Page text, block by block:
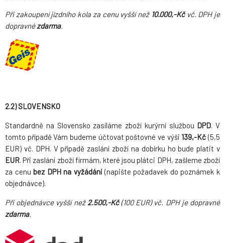
Při zakoupení jízdního kola za cenu vyšší než 10.000,-Kčvč. DPH je
dopravnézdarma.
2.2) SLOVENSKO
Standardně na Slovensko zasíláme zboží kurýrní službou DPD. V
tomto případě Vám budeme účtovat poštovné ve výši 139,-Kč(5,5
EUR) vč. DPH. V případě zaslání zboží na dobírku ho bude platit v
EUR. Při zaslání zboží firmám, které jsou plátci DPH, zašleme zboží
za cenubez DPH na vyžádání(napište požadavek do poznámek k
objednávce).
Při objednávce vyšší než 2.500,-Kč(100 EUR) vč. DPH je dopravné
zdarma.